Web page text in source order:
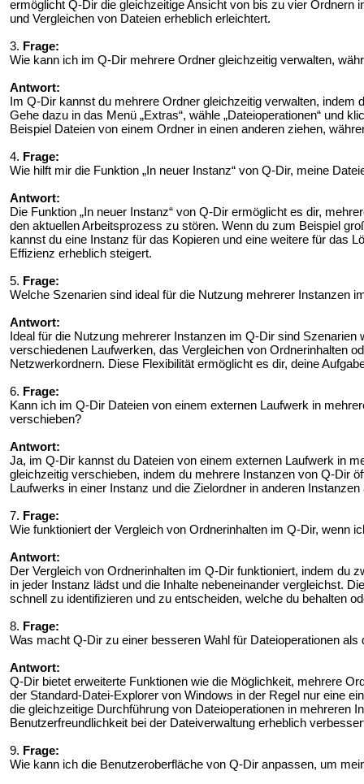
ermöglicht Q-Dir die gleichzeitige Ansicht von bis zu vier Ordnern
und Vergleichen von Dateien erheblich erleichtert.
3. Frage:
Wie kann ich im Q-Dir mehrere Ordner gleichzeitig verwalten,
Antwort:
Im Q-Dir kannst du mehrere Ordner gleichzeitig verwalten,
Gehe dazu in das Menü „Extras“, wähle „Dateioperationen“ und
Beispiel Dateien von einem Ordner in einen anderen ziehen,
4. Frage:
Wie hilft mir die Funktion „In neuer Instanz“ von Q-Dir, meine
Antwort:
Die Funktion „In neuer Instanz“ von Q-Dir ermöglicht es dir,
den aktuellen Arbeitsprozess zu stören. Wenn du zum Beispiel
kannst du eine Instanz für das Kopieren und eine weitere für das
Effizienz erheblich steigert.
5. Frage:
Welche Szenarien sind ideal für die Nutzung mehrerer Instanzen
Antwort:
Ideal für die Nutzung mehrerer Instanzen im Q-Dir sind
verschiedenen Laufwerken, das Vergleichen von Ordnerinhalten
Netzwerkordnern. Diese Flexibilität ermöglicht es dir, deine
6. Frage:
Kann ich im Q-Dir Dateien von einem externen Laufwerk in
verschieben?
Antwort:
Ja, im Q-Dir kannst du Dateien von einem externen Laufwerk in
gleichzeitig verschieben, indem du mehrere Instanzen von Q-Dir
Laufwerks in einer Instanz und die Zielordner in anderen
7. Frage:
Wie funktioniert der Vergleich von Ordnerinhalten im Q-Dir, wenn
Antwort:
Der Vergleich von Ordnerinhalten im Q-Dir funktioniert, indem du
in jeder Instanz lädst und die Inhalte nebeneinander vergleichst.
schnell zu identifizieren und zu entscheiden, welche du behalten
8. Frage:
Was macht Q-Dir zu einer besseren Wahl für Dateioperationen
Antwort:
Q-Dir bietet erweiterte Funktionen wie die Möglichkeit, mehrere
der Standard-Datei-Explorer von Windows in der Regel nur eine
die gleichzeitige Durchführung von Dateioperationen in mehreren
Benutzerfreundlichkeit bei der Dateiverwaltung erheblich
9. Frage:
Wie kann ich die Benutzeroberfläche von Q-Dir anpassen, um